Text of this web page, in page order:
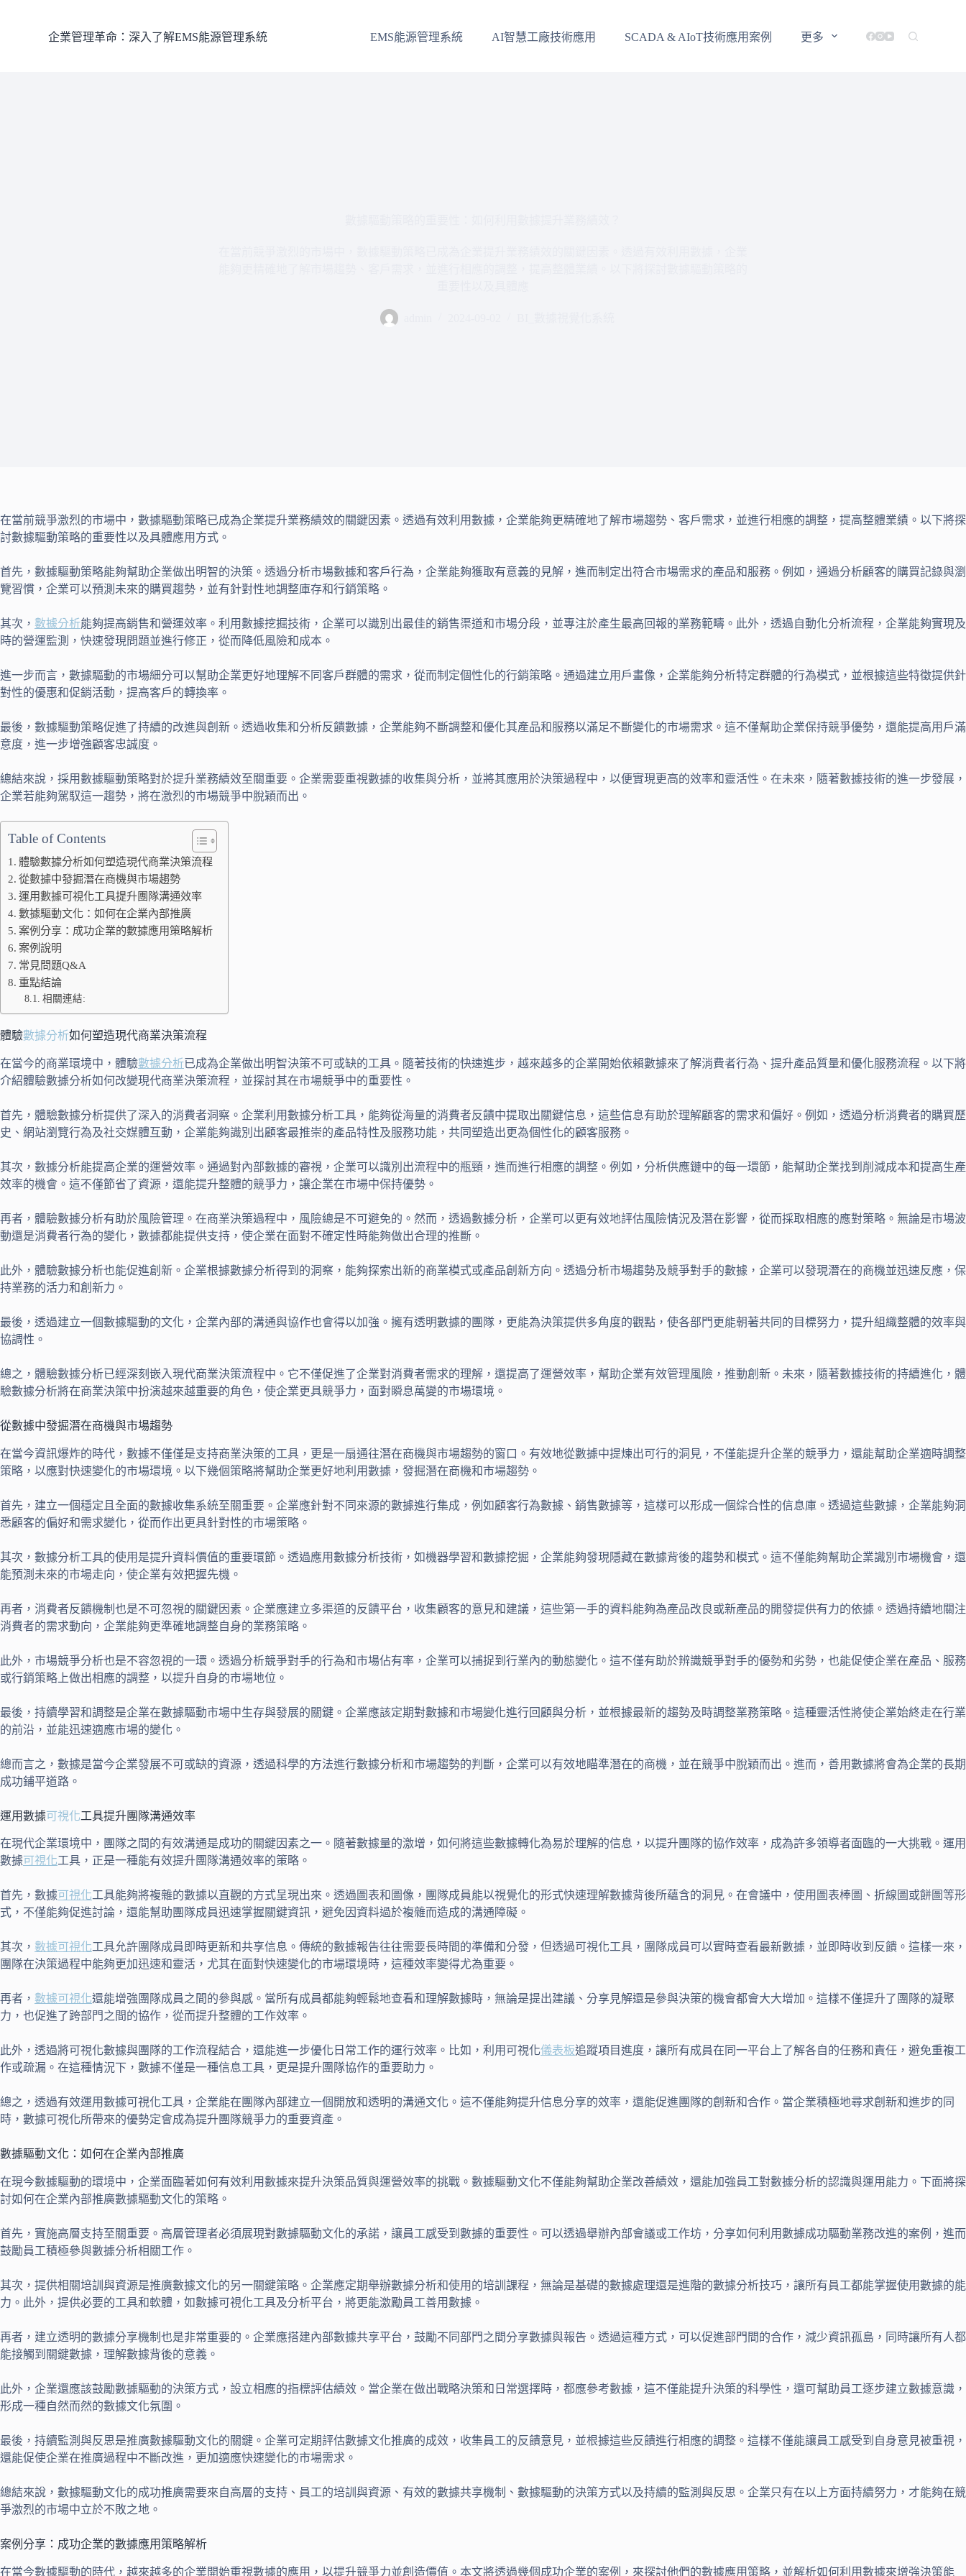
企業管理革命：深入了解EMS能源管理系統 EMS能源管理系統 AI智慧工廠技術應用 SCADA & AIoT技術應用案例 更多
在當前競爭激烈的市場中，數據驅動策略已成為企業提升業務績效的關鍵因素。透過有效利用數據，企業能夠更精確地了解市場趨勢、客戶需求，並進行相應的調整，提高整體業績。以下將探
討數據驅動策略的重要性以及具體應用方式。
首先，數據驅動策略能夠幫助企業做出明智的決策。透過分析市場數據和客戶行為，企業能夠獲取有意義的見解，進而制定出符合市場需求的產品和服務。例如，通過分析顧客的購買記錄與瀏
覽習慣，企業可以預測未來的購買趨勢，並有針對性地調整庫存和行銷策略。
其次， 數據分析能夠提高銷售和營運效率。利用數據挖掘技術，企業可以識別出最佳的銷售渠道和市場分段，並專注於產生最高回報的業務範疇。此外，透過自動化分析流程，企業能夠實現及
時的營運監測，快速發現問題並進行修正，從而降低風險和成本。
進一步而言，數據驅動的市場細分可以幫助企業更好地理解不同客戶群體的需求，從而制定個性化的行銷策略。通過建立用戶畫像，企業能夠分析特定群體的行為模式，並根據這些特徵提供針
對性的優惠和促銷活動，提高客戶的轉換率。
最後，數據驅動策略促進了持續的改進與創新。透過收集和分析反饋數據，企業能夠不斷調整和優化其產品和服務以滿足不斷變化的市場需求。這不僅幫助企業保持競爭優勢，還能提高用戶滿
意度，進一步增強顧客忠誠度。
總結來說，採用數據驅動策略對於提升業務績效至關重要。企業需要重視數據的收集與分析，並將其應用於決策過程中，以便實現更高的效率和靈活性。在未來，隨著數據技術的進一步發展，
企業若能夠駕馭這一趨勢，將在激烈的市場競爭中脫穎而出。
Table of Contents
體驗數據分析如何塑造現代商業決策流程
從數據中發掘潛在商機與市場趨勢
運用數據可視化工具提升團隊溝通效率
數據驅動文化：如何在企業內部推廣
案例分享：成功企業的數據應用策略解析
案例說明
常見問題Q&A
重點結論
相關連結:
體驗數據分析如何塑造現代商業決策流程
在當今的商業環境中，體驗數據分析已成為企業做出明智決策不可或缺的工具。隨著技術的快速進步，越來越多的企業開始依賴數據來了解消費者行為、提升產品質量和優化服務流程。以下將
介紹體驗數據分析如何改變現代商業決策流程，並探討其在市場競爭中的重要性。
首先，體驗數據分析提供了深入的消費者洞察。企業利用數據分析工具，能夠從海量的消費者反饋中提取出關鍵信息，這些信息有助於理解顧客的需求和偏好。例如，透過分析消費者的購買歷
史、網站瀏覽行為及社交媒體互動，企業能夠識別出顧客最推崇的產品特性及服務功能，共同塑造出更為個性化的顧客服務。
其次，數據分析能提高企業的運營效率。通過對內部數據的審視，企業可以識別出流程中的瓶頸，進而進行相應的調整。例如，分析供應鏈中的每一環節，能幫助企業找到削減成本和提高生產
效率的機會。這不僅節省了資源，還能提升整體的競爭力，讓企業在市場中保持優勢。
再者，體驗數據分析有助於風險管理。在商業決策過程中，風險總是不可避免的。然而，透過數據分析，企業可以更有效地評估風險情況及潛在影響，從而採取相應的應對策略。無論是市場波
動還是消費者行為的變化，數據都能提供支持，使企業在面對不確定性時能夠做出合理的推斷。
此外，體驗數據分析也能促進創新。企業根據數據分析得到的洞察，能夠探索出新的商業模式或產品創新方向。透過分析市場趨勢及競爭對手的數據，企業可以發現潛在的商機並迅速反應，保
持業務的活力和創新力。
最後，透過建立一個數據驅動的文化，企業內部的溝通與協作也會得以加強。擁有透明數據的團隊，更能為決策提供多角度的觀點，使各部門更能朝著共同的目標努力，提升組織整體的效率與
協調性。
總之，體驗數據分析已經深刻嵌入現代商業決策流程中。它不僅促進了企業對消費者需求的理解，還提高了運營效率，幫助企業有效管理風險，推動創新。未來，隨著數據技術的持續進化，體
驗數據分析將在商業決策中扮演越來越重要的角色，使企業更具競爭力，面對瞬息萬變的市場環境。
從數據中發掘潛在商機與市場趨勢
在當今資訊爆炸的時代，數據不僅僅是支持商業決策的工具，更是一扇通往潛在商機與市場趨勢的窗口。有效地從數據中提煉出可行的洞見，不僅能提升企業的競爭力，還能幫助企業適時調整
策略，以應對快速變化的市場環境。以下幾個策略將幫助企業更好地利用數據，發掘潛在商機和市場趨勢。
首先，建立一個穩定且全面的數據收集系統至關重要。企業應針對不同來源的數據進行集成，例如顧客行為數據、銷售數據等，這樣可以形成一個綜合性的信息庫。透過這些數據，企業能夠洞
悉顧客的偏好和需求變化，從而作出更具針對性的市場策略。
其次，數據分析工具的使用是提升資料價值的重要環節。透過應用數據分析技術，如機器學習和數據挖掘，企業能夠發現隱藏在數據背後的趨勢和模式。這不僅能夠幫助企業識別市場機會，還
能預測未來的市場走向，使企業有效把握先機。
再者，消費者反饋機制也是不可忽視的關鍵因素。企業應建立多渠道的反饋平台，收集顧客的意見和建議，這些第一手的資料能夠為產品改良或新產品的開發提供有力的依據。透過持續地關注
消費者的需求動向，企業能夠更準確地調整自身的業務策略。
此外，市場競爭分析也是不容忽視的一環。透過分析競爭對手的行為和市場佔有率，企業可以捕捉到行業內的動態變化。這不僅有助於辨識競爭對手的優勢和劣勢，也能促使企業在產品、服務
或行銷策略上做出相應的調整，以提升自身的市場地位。
最後，持續學習和調整是企業在數據驅動市場中生存與發展的關鍵。企業應該定期對數據和市場變化進行回顧與分析，並根據最新的趨勢及時調整業務策略。這種靈活性將使企業始終走在行業
的前沿，並能迅速適應市場的變化。
總而言之，數據是當今企業發展不可或缺的資源，透過科學的方法進行數據分析和市場趨勢的判斷，企業可以有效地瞄準潛在的商機，並在競爭中脫穎而出。進而，善用數據將會為企業的長期
成功鋪平道路。
運用數據可視化工具提升團隊溝通效率
在現代企業環境中，團隊之間的有效溝通是成功的關鍵因素之一。隨著數據量的激增，如何將這些數據轉化為易於理解的信息，以提升團隊的協作效率，成為許多領導者面臨的一大挑戰。運用
數據可視化工具，正是一種能有效提升團隊溝通效率的策略。
首先，數據可視化工具能夠將複雜的數據以直觀的方式呈現出來。透過圖表和圖像，團隊成員能以視覺化的形式快速理解數據背後所蘊含的洞見。在會議中，使用圖表棒圖、折線圖或餅圖等形
式，不僅能夠促進討論，還能幫助團隊成員迅速掌握關鍵資訊，避免因資料過於複雜而造成的溝通障礙。
其次， 數據可視化工具允許團隊成員即時更新和共享信息。傳統的數據報告往往需要長時間的準備和分發，但透過可視化工具，團隊成員可以實時查看最新數據，並即時收到反饋。這樣一來，
團隊在決策過程中能夠更加迅速和靈活，尤其在面對快速變化的市場環境時，這種效率變得尤為重要。
再者， 數據可視化還能增強團隊成員之間的參與感。當所有成員都能夠輕鬆地查看和理解數據時，無論是提出建議、分享見解還是參與決策的機會都會大大增加。這樣不僅提升了團隊的凝聚
力，也促進了跨部門之間的協作，從而提升整體的工作效率。
此外，透過將可視化數據與團隊的工作流程結合，還能進一步優化日常工作的運行效率。比如，利用可視化儀表板追蹤項目進度，讓所有成員在同一平台上了解各自的任務和責任，避免重複工
作或疏漏。在這種情況下，數據不僅是一種信息工具，更是提升團隊協作的重要助力。
總之，透過有效運用數據可視化工具，企業能在團隊內部建立一個開放和透明的溝通文化。這不僅能夠提升信息分享的效率，還能促進團隊的創新和合作。當企業積極地尋求創新和進步的同
時，數據可視化所帶來的優勢定會成為提升團隊競爭力的重要資產。
數據驅動文化：如何在企業內部推廣
在現今數據驅動的環境中，企業面臨著如何有效利用數據來提升決策品質與運營效率的挑戰。數據驅動文化不僅能夠幫助企業改善績效，還能加強員工對數據分析的認識與運用能力。下面將探
討如何在企業內部推廣數據驅動文化的策略。
首先，實施高層支持至關重要。高層管理者必須展現對數據驅動文化的承諾，讓員工感受到數據的重要性。可以透過舉辦內部會議或工作坊，分享如何利用數據成功驅動業務改進的案例，進而
鼓勵員工積極參與數據分析相關工作。
其次，提供相關培訓與資源是推廣數據文化的另一關鍵策略。企業應定期舉辦數據分析和使用的培訓課程，無論是基礎的數據處理還是進階的數據分析技巧，讓所有員工都能掌握使用數據的能
力。此外，提供必要的工具和軟體，如數據可視化工具及分析平台，將更能激勵員工善用數據。
再者，建立透明的數據分享機制也是非常重要的。企業應搭建內部數據共享平台，鼓勵不同部門之間分享數據與報告。透過這種方式，可以促進部門間的合作，減少資訊孤島，同時讓所有人都
能接觸到關鍵數據，理解數據背後的意義。
此外，企業還應該鼓勵數據驅動的決策方式，設立相應的指標評估績效。當企業在做出戰略決策和日常選擇時，都應參考數據，這不僅能提升決策的科學性，還可幫助員工逐步建立數據意識，
形成一種自然而然的數據文化氛圍。
最後，持續監測與反思是推廣數據驅動文化的關鍵。企業可定期評估數據文化推廣的成效，收集員工的反饋意見，並根據這些反饋進行相應的調整。這樣不僅能讓員工感受到自身意見被重視，
還能促使企業在推廣過程中不斷改進，更加適應快速變化的市場需求。
總結來說，數據驅動文化的成功推廣需要來自高層的支持、員工的培訓與資源、有效的數據共享機制、數據驅動的決策方式以及持續的監測與反思。企業只有在以上方面持續努力，才能夠在競
爭激烈的市場中立於不敗之地。
案例分享：成功企業的數據應用策略解析
在當今數據驅動的時代，越來越多的企業開始重視數據的應用，以提升競爭力並創造價值。本文將透過幾個成功企業的案例，來探討他們的數據應用策略，並解析如何利用數據來增強決策能